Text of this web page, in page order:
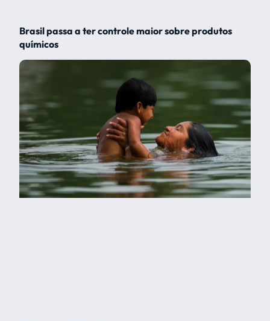
Brasil passa a ter controle maior sobre produtos
químicos